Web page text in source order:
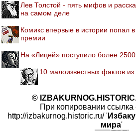
Лев Толстой - пять мифов и
на самом деле
Комикс впервые в истории попал в
премии
На «Лицей» поступило более
10 малоизвестных фактов
©
При копировании ссылка
http://izbakurnog.historic.ru/ '
мира'